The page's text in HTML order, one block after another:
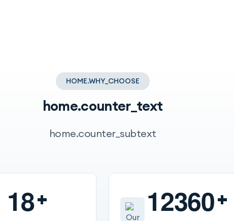
HOME.WHY_CHOOSE
home.counter_text
home.counter_subtext
18 12360